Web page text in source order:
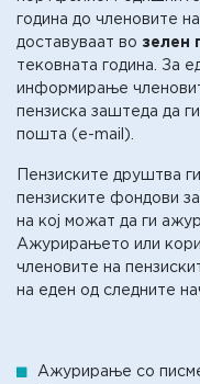
година до членовите
доставуваат во зелен
тековната година. За
информирање
пензиска заштеда да
пошта (e-mail).
Пензиските друштва
пензиските фондови за
на кој можат да ги
Ажурирањето или
членовите на
на еден од следните
Ажурирање со